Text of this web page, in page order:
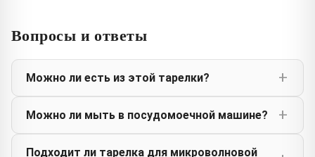
Вопросы и ответы
Можно ли есть из этой тарелки?
Можно ли мыть в посудомоечной машине?
Подходит ли тарелка для микроволновой